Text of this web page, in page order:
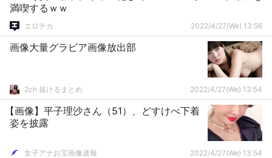
満喫するｗｗ
エロチカ 2022/4/27(We) 13:56
画像大量グラビア画像放出部
2ch 抜けるまとめ 2022/4/27(We) 13:54
【画像】平子理沙さん（51）、どすけべ下着
姿を披露
女子アナお宝画像速報 2022/4/27(We) 13:54